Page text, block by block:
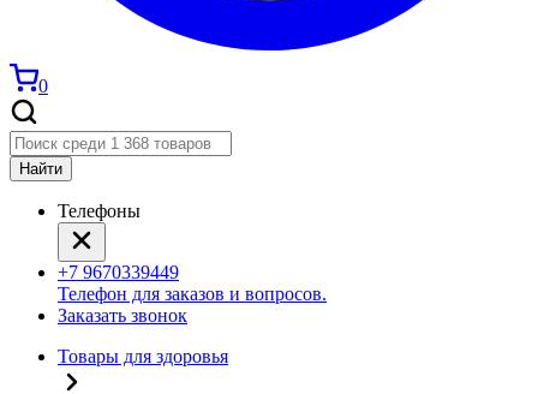
0
Найти
Телефоны
+7 9670339449
Телефон для заказов и вопросов.
Заказать звонок
Товары для здоровья